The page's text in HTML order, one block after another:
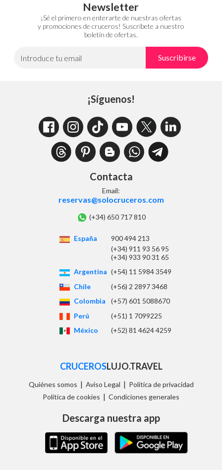
Newsletter
¡Sé el primero en enterarte de nuestras ofertas
y promociones de cruceros! Suscríbete a nuestro
boletín de ofertas.
Introduce tu email Suscribirse
¡Síguenos!
Contacta
Email:
reservas@solocruceros.com
(+34) 650 717 810
España
900 494 213
(+34) 911 93 56 95
(+34) 933 90 31 65
Argentina (+54) 11 5984 3549
Chile
(+56) 2 2897 3468
Colombia
(+57) 601 5088670
Perú
(+51) 1 7099225
México
(+52) 81 4624 4259
CRUCEROSLUJO.TRAVEL
Quiénes somos | Aviso Legal | Política de privacidad
Política de cookies | Condiciones generales
Descarga nuestra app